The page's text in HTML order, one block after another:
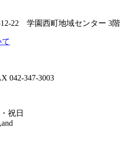
22 学園西町地域センター 3階
042-347-3003
祝日